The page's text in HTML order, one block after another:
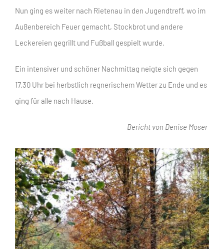
Nun ging es weiter nach Rietenau in den Jugendtreff, wo im
Außenbereich Feuer gemacht, Stockbrot und andere
Leckereien gegrillt und Fußball gespielt wurde.
Ein intensiver und schöner Nachmittag neigte sich gegen
17.30 Uhr bei herbstlich regnerischem Wetter zu Ende und es
ging für alle nach Hause.
Bericht von Denise Moser